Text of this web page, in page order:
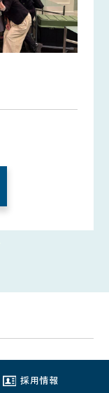
採用情報